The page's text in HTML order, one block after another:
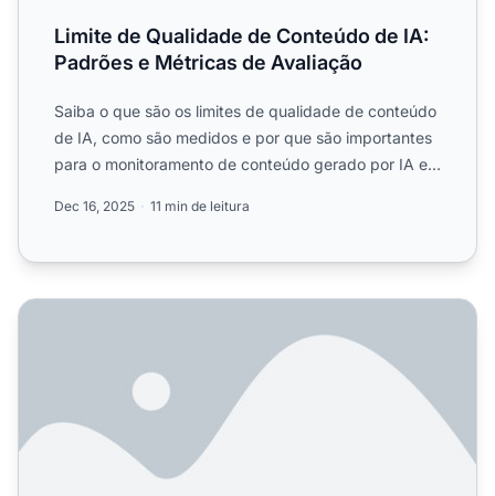
Limite de Qualidade de Conteúdo de IA:
Padrões e Métricas de Avaliação
Saiba o que são os limites de qualidade de conteúdo
de IA, como são medidos e por que são importantes
para o monitoramento de conteúdo gerado por IA em
Dec 16, 2025 11 min de leitura
O que realmente determina se a IA cita seu conteúdo?